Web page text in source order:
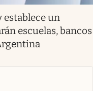
establece un
escuelas, bancos